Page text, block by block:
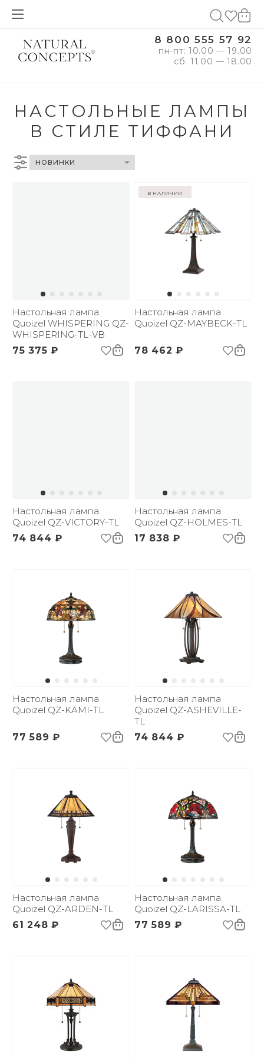
8 800 555 57 92
пн-пт: 10.00 — 19.00
сб: 11.00 — 18.00
НАСТОЛЬНЫЕ ЛАМПЫ
В СТИЛЕ ТИФФАНИ
Настольная лампа
Quoizel WHISPERING QZ-
WHISPERING-TL-VB
75 375 ₽
в наличии
Настольная лампа
Quoizel QZ-MAYBECK-TL
78 462 ₽
Настольная лампа
Quoizel QZ-VICTORY-TL
74 844 ₽
Настольная лампа
Quoizel QZ-HOLMES-TL
17 838 ₽
Настольная лампа
Quoizel QZ-KAMI-TL
77 589 ₽
Настольная лампа
Quoizel QZ-ASHEVILLE-
TL
74 844 ₽
Настольная лампа
Quoizel QZ-ARDEN-TL
61 248 ₽
Настольная лампа
Quoizel QZ-LARISSA-TL
77 589 ₽